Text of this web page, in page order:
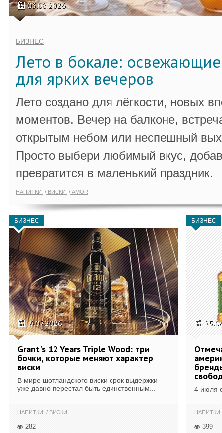
03.08.2026
БИЗНЕС
Лето в бокале:
для ярких вечеров
Лето создано для лёгкости, новых
моментов. Вечер на балконе,
открытым небом или неспешный
Просто выбери любимый вкус,
превратится в маленький праздник.
НАПИТКИ ВИСКИ AMOR
БИЗНЕС
6.07.2026
Grant's 12 Years Triple Wood: три
бочки, которые меняют характер
виски
В мире шотландского виски срок выдержки
уже давно перестал быть единственным...
НАПИТКИ ВИСКИ
282
БИЗНЕС
4 июля
НАПИТКИ
399